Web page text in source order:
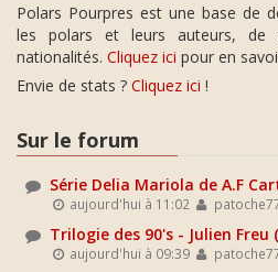
Polars Pourpres est une base de
les polars et leurs auteurs,
nationalités. Cliquez ici pour en
Envie de stats ? Cliquez ici !
Sur le forum
Série Delia Mariola de A.F
aujourd'hui à 11:02
Trilogie des 90's - Julien Freu
aujourd'hui à 09:39